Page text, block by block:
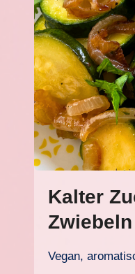
Kalter
Zwiebeln
Vegan,